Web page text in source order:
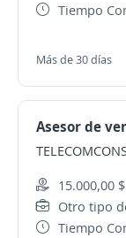
Tiempo
Más de 30 días
Asesor de
15.000,00
Otro tipo
Tiempo